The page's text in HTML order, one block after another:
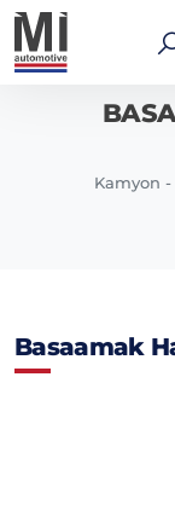
Kamyon -
Basaamak